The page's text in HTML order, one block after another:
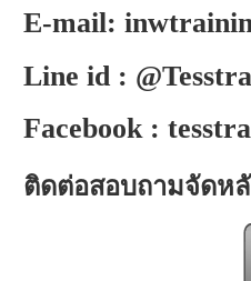
E-mail:
Line id :
Facebook :
ติดต่อสอบถามจัดห